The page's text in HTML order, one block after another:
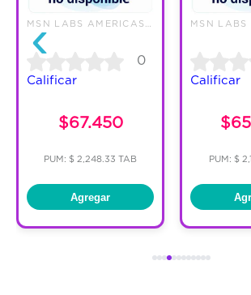
‹ MSN LABS AMERICAS SAS
0
Calificar
$67.450
PUM: $ 2,248.33 TAB
Agregar
Calificar
PUM: $